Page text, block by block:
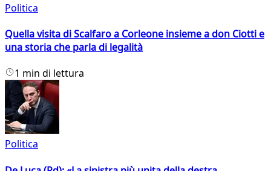
Politica
Quella visita di Scalfaro a Corleone insieme a don Ciotti e
una storia che parla di legalità
1 min di lettura
Politica